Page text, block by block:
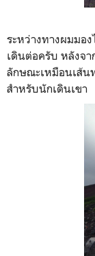
วิวจ
ระหว่างทางผมมอ
เดินต่อครับ หลังจ
ลักษณะเหมือนเส้น
สำหรับนักเดินเขา